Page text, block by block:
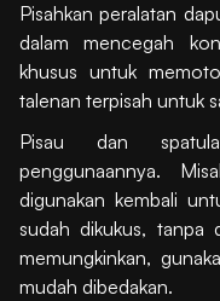
Pisahkan peralatan
dalam mencegah
khusus untuk
talenan terpisah untuk
Pisau dan
penggunaannya.
digunakan kembali
sudah dikukus, tanpa
memungkinkan,
mudah dibedakan.